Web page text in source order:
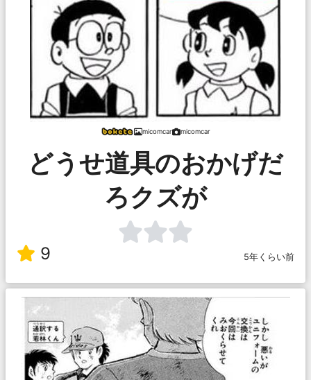
micomcar micomcar
どうせ道具のおかげだ
ろクズが
9 5年くらい前